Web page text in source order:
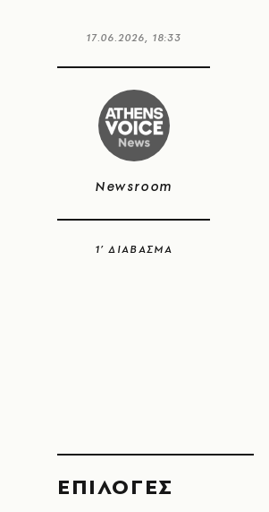
17.06.2026, 18:33
Newsroom
1’ ΔΙΑΒΑΣΜΑ
EΠΙΛΟΓΈΣ